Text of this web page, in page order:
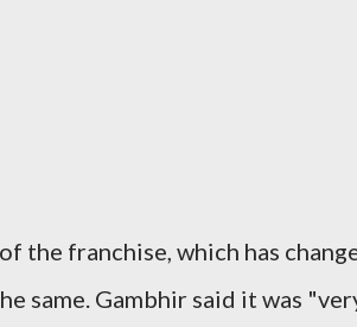
the franchise, which has
same. Gambhir said it was